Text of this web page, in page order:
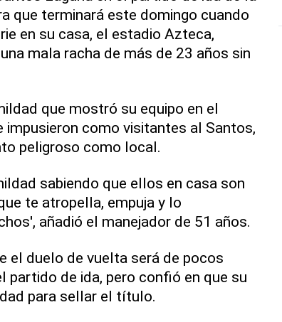
que terminará este domingo cuando
en su casa, el estadio Azteca,
mala racha de más de 23 años sin
que mostró su equipo en el
impusieron como visitantes al Santos,
peligroso como local.
sabiendo que ellos en casa son
te atropella, empuja y lo
añadió el manejador de 51 años.
el duelo de vuelta será de pocos
partido de ida, pero confió en que su
para sellar el título.